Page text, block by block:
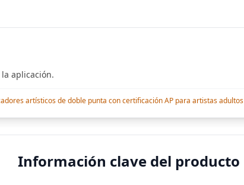
aplicación.
artísticos de doble punta con certificación AP para artistas adultos
Información clave del producto